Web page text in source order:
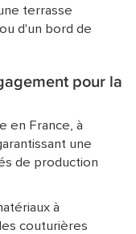
terrasse
d'un bord de
pour la
en France, à
une
de production
à
couturières